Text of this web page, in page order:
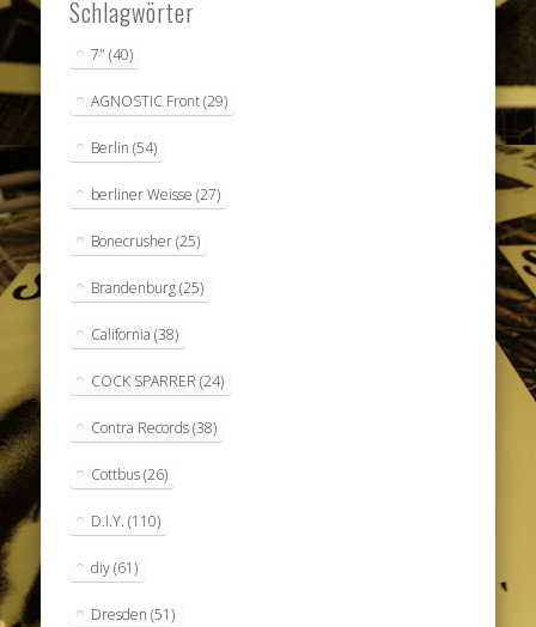
Schlagwörter
7" (40)
AGNOSTIC Front(29)
Berlin (54)
berliner Weisse (27)
Bonecrusher(25)
Brandenburg(25)
California (38)
COCK SPARRER (24)
Contra Records(38)
Cottbus(26)
D.I.Y. (110)
diy(61)
Dresden (51)